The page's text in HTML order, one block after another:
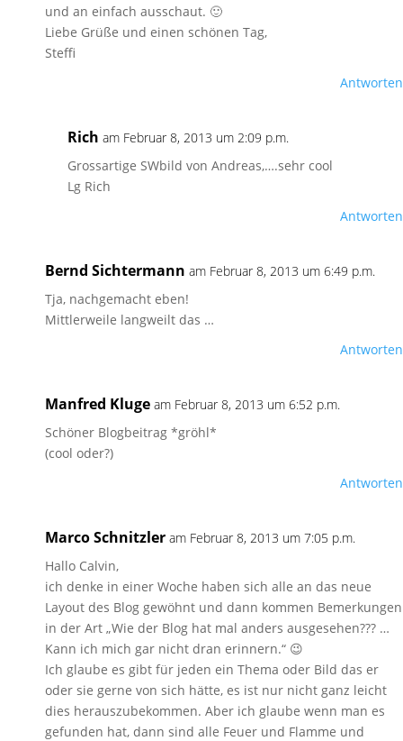
und an einfach ausschaut. 🙂
Liebe Grüße und einen schönen Tag,
Steffi
Antworten
Rich am Februar 8, 2013 um 2:09 p.m.
Grossartige SWbild von Andreas,….sehr cool
Lg Rich
Antworten
Bernd Sichtermann am Februar 8, 2013 um 6:49 p.m.
Tja, nachgemacht eben!
Mittlerweile langweilt das …
Antworten
Manfred Kluge am Februar 8, 2013 um 6:52 p.m.
Schöner Blogbeitrag *gröhl*
(cool oder?)
Antworten
Marco Schnitzler am Februar 8, 2013 um 7:05 p.m.
Hallo Calvin,
ich denke in einer Woche haben sich alle an das neue
Layout des Blog gewöhnt und dann kommen Bemerkungen
in der Art „Wie der Blog hat mal anders ausgesehen??? …
Kann ich mich gar nicht dran erinnern.“ 😉
Ich glaube es gibt für jeden ein Thema oder Bild das er
oder sie gerne von sich hätte, es ist nur nicht ganz leicht
dies herauszubekommen. Aber ich glaube wenn man es
gefunden hat, dann sind alle Feuer und Flamme und